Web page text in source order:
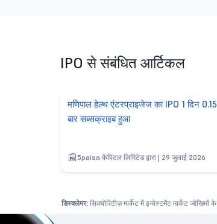
IPO से संबंधित आर्टिकल
मणिपाल हेल्थ एंटरप्राइजेज का IPO 1 दिन 0.15
बार सब्सक्राइब हुआ
5paisa कैपिटल लिमिटेड द्वारा | 29 जुलाई 2026
डिस्क्लेमर: सिक्योरिटीज़ मार्केट में इन्वेस्टमेंट मार्केट